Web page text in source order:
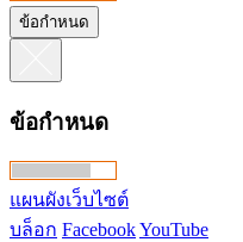
ข้อกำหนด
ข้อกำหนด
แผนผังเว็บไซต์
บล็อก FacebookYouTube